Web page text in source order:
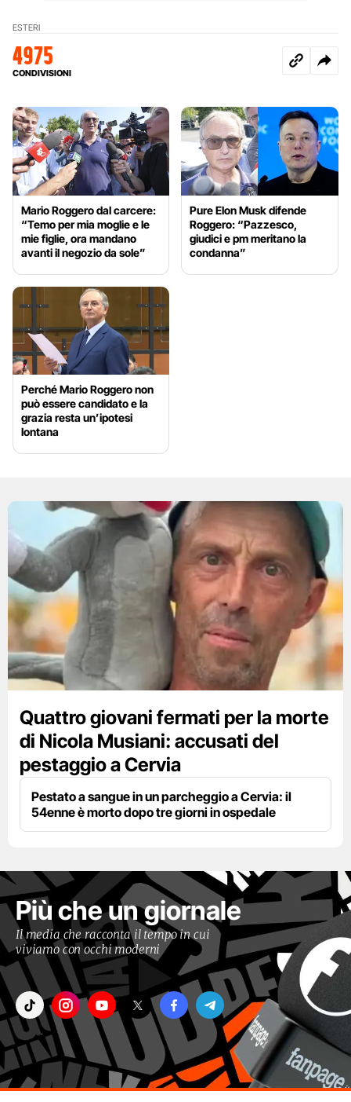
ESTERI
4975
CONDIVISIONI
Mario Roggero dal carcere:
“Temo per mia moglie e le
mie figlie, ora mandano
avanti il negozio da sole”
Pure Elon Musk difende
Roggero: “Pazzesco,
giudici e pm meritano la
condanna”
Perché Mario Roggero non
può essere candidato e la
grazia resta un’ipotesi
lontana
Quattro giovani fermati per la morte
di Nicola Musiani: accusati del
pestaggio a Cervia
Pestato a sangue in un parcheggio a Cervia: il
54enne è morto dopo tre giorni in ospedale
Più che un giornale
Il media che racconta il tempo in cui
viviamo con occhi moderni